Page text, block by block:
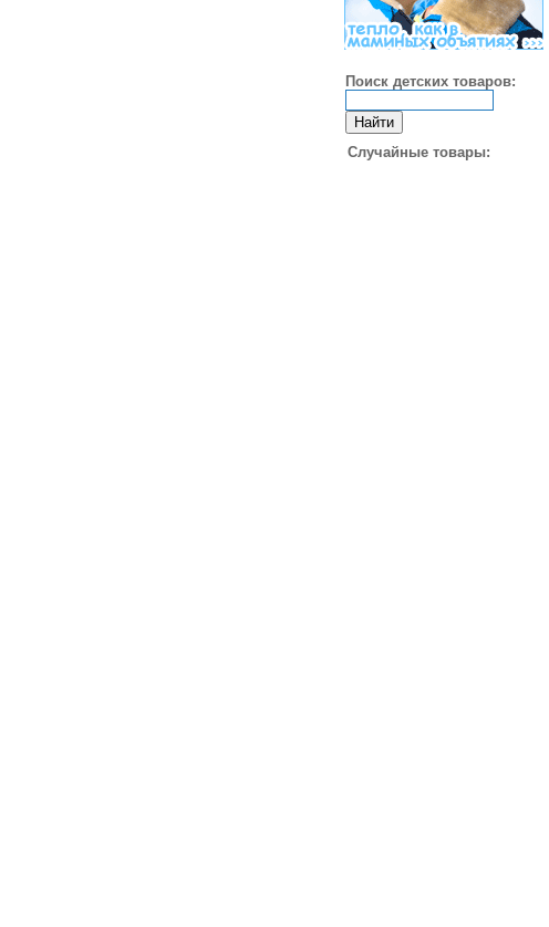
Поиск детских товаров:
Случайные товары: